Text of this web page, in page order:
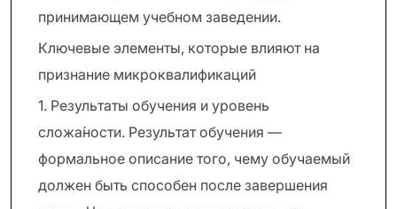
принимающем учебном заведении.
Ключевые элементы, которые влияют на
признание микроквалификаций
1. Результаты обучения и уровень
сложа́ности. Результат обучения —
формальное описание того, чему обучаемый
должен быть способен после завершения